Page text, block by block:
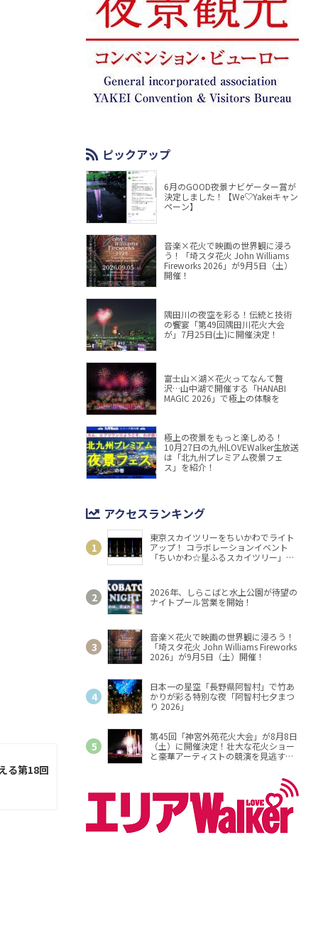
る第18回
ピックアップ
6月のGOOD夜景ナビゲーター賞が
決定しました！【We♡Yakeiキャン
ペーン】
音楽×花火で映画の世界観に浸ろ
う！「埼スタ花火 John Williams
Fireworks 2026」が9月5日（土）
開催！
隅田川の夜空を彩る！伝統と技術
の饗宴「第49回隅田川花火大会
が」7月25日(土)に開催決定！
富士山×湖×花火ってなんて贅
沢…山中湖で開催する「HANABI
MAGIC 2026」で極上の体験を
極上の夜景をもっと楽しめる！
10月27日の九州LOVEWalker生放送
は「北九州プレミアム夜景フェ
ス」を紹介！
アクセスランキング
東京スカイツリーをちいかわでライト
アップ！ コラボレーションイベント
「ちいかわ☆星ふるスカイツリー」開
2026年、しらこばと水上公園が待望の
ナイトプール営業を開始！
音楽×花火で映画の世界観に浸ろう！
「埼スタ花火 John Williams Fireworks
2026」が9月5日（土）開催！
日本一の星空「長野県阿智村」で竹あ
かりが彩る特別な夜「阿智村七夕まつ
り 2026」
第45回「神宮外苑花火大会」が8月8日
（土）に開催決定！壮大な花火ショー
と豪華アーティストの競演を見逃す